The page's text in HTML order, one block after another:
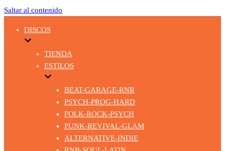
Saltar al contenido
DISCOS
TIENDA
ESTILOS
BEAT-GARAGE-RNR
PSYCH-PROG-HARD
FOLK-ROCK-PSYCH
PUNK-REVIVAL-GLAM
ALTERNATIVE-INDIE